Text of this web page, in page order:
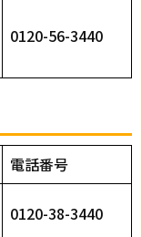
0120-56-3440
電話番号
0120-38-3440